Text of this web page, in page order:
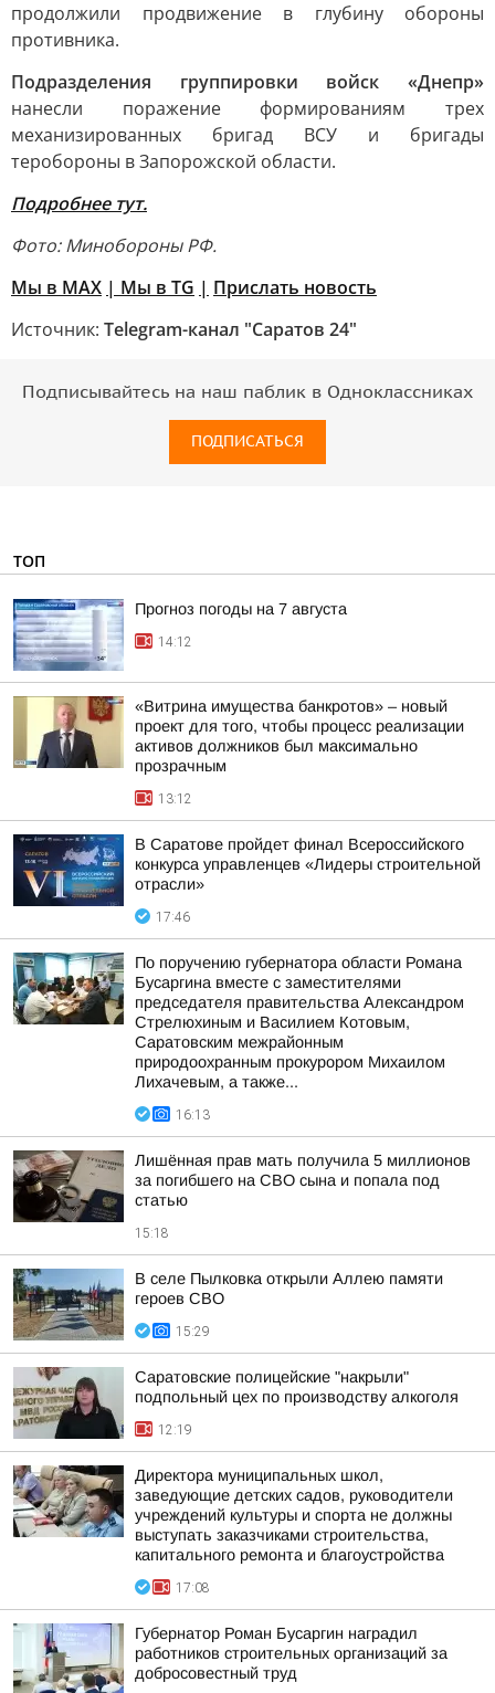
продолжили продвижение в глубину обороны
противника.
Подразделения группировки войск «Днепр»
нанесли поражение формированиям трех
механизированных бригад ВСУ и бригады
теробороны в Запорожской области.
Подробнее тут.
Фото: Минобороны РФ.
Мы в MAX | Мы в TG | Прислать новость
Источник: Telegram-канал "Саратов 24"
Подписывайтесь на наш паблик в Одноклассниках
ПОДПИСАТЬСЯ
ТОП
Прогноз погоды на 7 августа
14:12
«Витрина имущества банкротов» – новый
проект для того, чтобы процесс реализации
активов должников был максимально
прозрачным
13:12
В Саратове пройдет финал Всероссийского
конкурса управленцев «Лидеры строительной
отрасли»
17:46
По поручению губернатора области Романа
Бусаргина вместе с заместителями
председателя правительства Александром
Стрелюхиным и Василием Котовым,
Саратовским межрайонным
природоохранным прокурором Михаилом
Лихачевым, а также...
16:13
Лишённая прав мать получила 5 миллионов
за погибшего на СВО сына и попала под
статью
15:18
В селе Пылковка открыли Аллею памяти
героев СВО
15:29
Саратовские полицейские "накрыли"
подпольный цех по производству алкоголя
12:19
Директора муниципальных школ,
заведующие детских садов, руководители
учреждений культуры и спорта не должны
выступать заказчиками строительства,
капитального ремонта и благоустройства
17:08
Губернатор Роман Бусаргин наградил
работников строительных организаций за
добросовестный труд